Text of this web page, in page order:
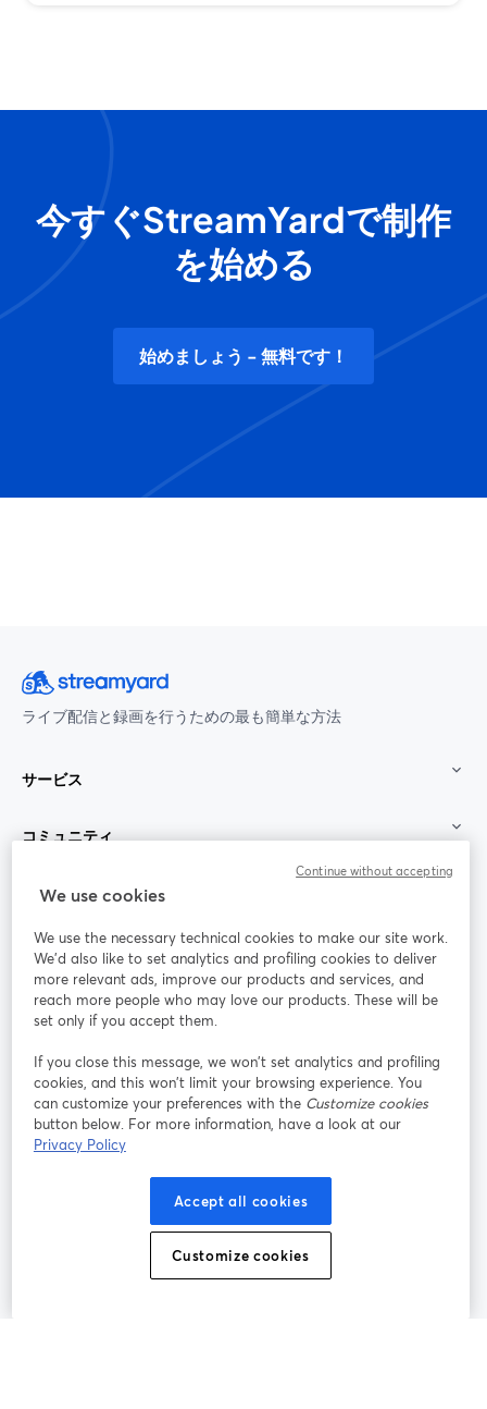
今すぐStreamYardで制作
を始める
始めましょう - 無料です！
ライブ配信と録画を行うための最も簡単な方法
サービス
コミュニティ
StreamYard：
参加する
ライ
ンセ
ミナ
ー
Facebook
新しいタブで開く(Twitter)
YouTube
Instagram
新しいタブで開く
LinkedIn
新しいタブで開く
新しいタブで開く
プラットフォーム利用規約
個人情報保護方針 クッキーポリシー
We use cookies
We use the necessary technical cookies to make our site work.
We'd also like to set analytics and profiling cookies to deliver
more relevant ads, improve our products and services, and
reach more people who may love our products. These will be
set only if you accept them.
If you close this message, we won’t set analytics and profiling
cookies, and this won’t limit your browsing experience. You
can customize your preferences with the Customize cookies
button below. For more information, have a look at our
Privacy Policy
Accept all cookies
Customize cookies
Continue without accepting